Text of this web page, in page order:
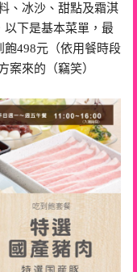
、冰沙、甜點及霜淇
以下是基本菜單，最
498元（依用餐時段
案來的（竊笑）